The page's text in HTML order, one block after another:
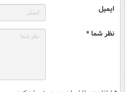
ایمیل
نظر شما *